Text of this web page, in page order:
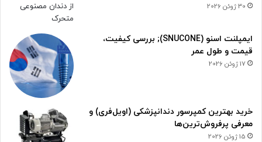
30 ژوئن 2026
ایمپلنت اسنو (SNUCONE); بررسی کیفیت،
قیمت و طول عمر
17 ژوئن 2026
خرید بهترین کمپرسور دندانپزشکی (اویل‌فری) و
معرفی پرفروش‌ترین‌ها
15 ژوئن 2026